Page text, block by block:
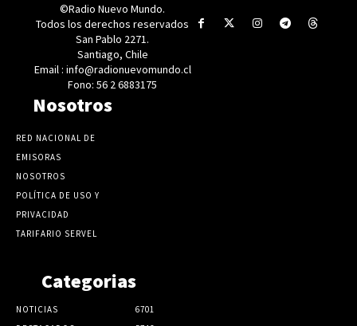
©Radio Nuevo Mundo.
Todos los derechos reservados
San Pablo 2271.
Santiago, Chile
Email : info@radionuevomundo.cl
Fono: 56 2 6883175
Nosotros
RED NACIONAL DE
EMISORAS
NOSOTROS
POLÍTICA DE USO Y
PRIVACIDAD
TARIFARIO SERVEL
Categorias
NOTICIAS
6701